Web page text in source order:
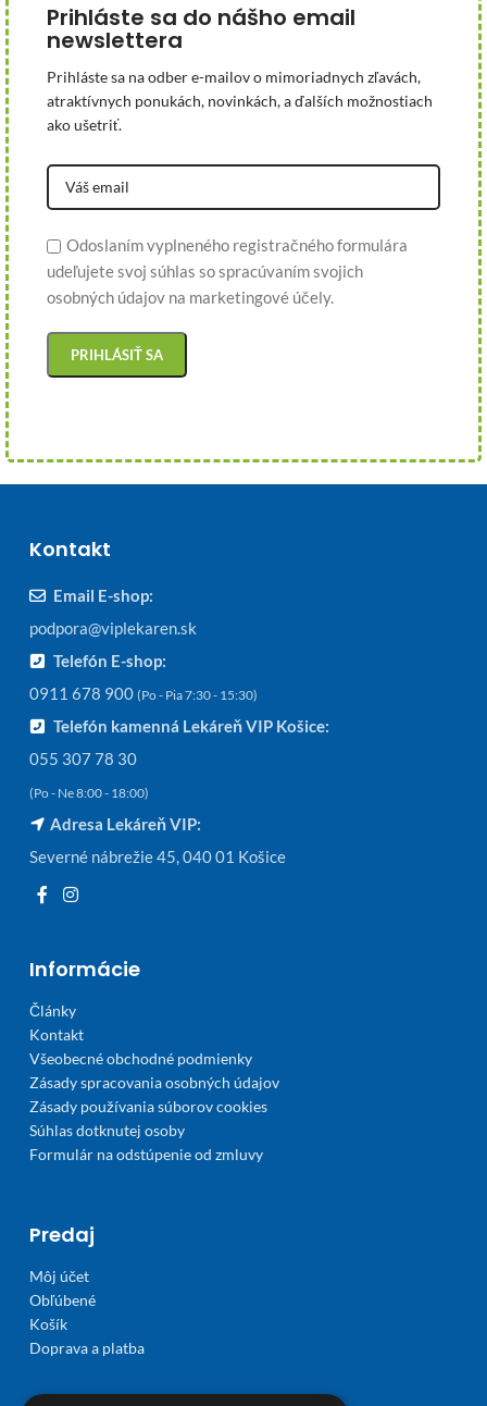
Prihláste sa do nášho email
newslettera
Prihláste sa na odber e-mailov o mimoriadnych zľavách,
atraktívnych ponukách, novinkách, a ďalších možnostiach
ako ušetriť.
Odoslaním vyplneného registračného formulára
udeľujete svoj súhlas so spracúvaním svojich
osobných údajov na marketingové účely.
Kontakt
Email E-shop:
podpora@viplekaren.sk
Telefón E-shop:
0911 678 900 (Po - Pia 7:30 - 15:30)
Telefón kamenná Lekáreň VIP Košice:
055 307 78 30
(Po - Ne 8:00 - 18:00)
Adresa Lekáreň VIP:
Severné nábrežie 45, 040 01 Košice
Informácie
Články
Kontakt
Všeobecné obchodné podmienky
Zásady spracovania osobných údajov
Zásady používania súborov cookies
Súhlas dotknutej osoby
Formulár na odstúpenie od zmluvy
Predaj
Môj účet
Obľúbené
Košík
Doprava a platba